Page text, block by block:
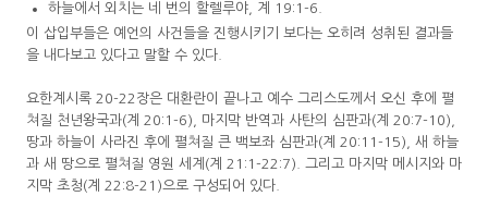
하늘에서 외치는 네 번의 할렐루야, 계 19:1-6.
이 삽입부들은 예언의 사건들을 진행시키기 보다는 오히려 성취된 결과들
을 내다보고 있다고 말할 수 있다.
요한계시록 20-22장은 대환란이 끝나고 예수 그리스도께서 오신 후에 펼
쳐질 천년왕국과(계 20:1-6), 마지막 반역과 사탄의 심판과(계 20:7-10),
땅과 하늘이 사라진 후에 펼쳐질 큰 백보좌 심판과(계 20:11-15), 새 하늘
과 새 땅으로 펼쳐질 영원 세계(계 21:1-22:7). 그리고 마지막 메시지와 마
지막 초청(계 22:8-21)으로 구성되어 있다.